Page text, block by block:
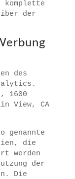
komplette
der
des
1600
View, CA
genannte
die
werden
der
Die